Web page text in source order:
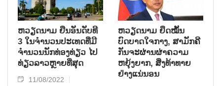
ຫວຽດ​ນາມ ຢືນ​ອັນ​ດັບ​ທີ
3 ໃນ​ຈຳ​ນວນ​​ປະ​ເທດ​ທີ່​ມີ
ຈຳ​ນວນ​ນັກ​ທ່ອງ​ທ​່ຽວ ໄປ​
ທ່ຽວ​ລາວຫຼາຍ​ທີ່​ສຸດ
11/08/2022
ຫວຽດນາມ ຢຶດໝັ້ນ
ບົດບາດໃຈກາງ, ສາມັກຄີ
ກັນຈະຜ່ານຜ່າຄວາມ
ຫຍຸ້ງຍາກ, ສິ່ງທ້າທາຍ
ຢ່າງແນ່ນອນ